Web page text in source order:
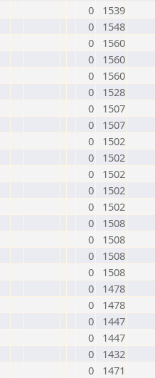
0
1539
0
1548
0
1560
0
1560
0
1560
0
1528
0
1507
0
1507
0
1502
0
1502
0
1502
0
1502
0
1502
0
1508
0
1508
0
1508
0
1508
0
1478
0
1478
0
1447
0
1447
0
1432
0
1471